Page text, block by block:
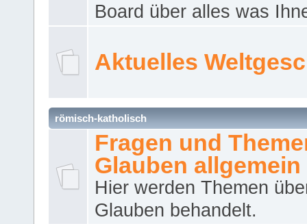
Board über alles was
Aktuelles
römisch-katholisch
Fragen und
Glauben allgemein
Hier werden Themen
Glauben behandelt.